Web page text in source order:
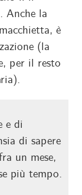
Anche la
è
(la
per il resto
e di
di sapere
un mese,
più tempo.